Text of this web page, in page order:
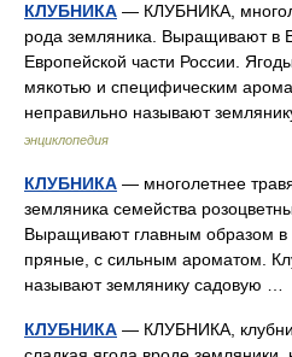
КЛУБНИКА — КЛУБНИКА,
рода земляника. Выращивают в
Европейской части России.
мякотью и специфическим
неправильно называют
энциклопедия
КЛУБНИКА — многолетнее
земляника семейства
Выращивают главным образом в
пряные, с сильным ароматом.
называют землянику садовую …
КЛУБНИКА — КЛУБНИКА,